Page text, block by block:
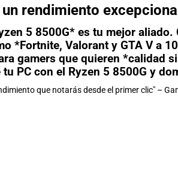
un rendimiento
5 8500G* es tu mejor
*Fortnite, Valorant y GTA V a
gamers que quieren *calidad
tu PC con el Ryzen 5 8500G y
que notarás desde el primer clic" –